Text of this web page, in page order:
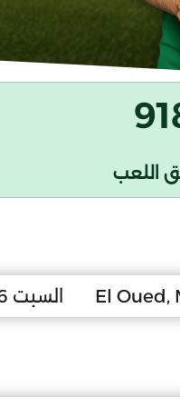
اللعب
El Oued, السبت 6 جانفي 2007